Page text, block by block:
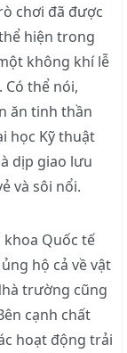
chơi đã được
hiện trong
không khí lễ
Có thể nói,
ăn tinh thần
học Kỹ thuật
dịp giao lưu
và sôi nổi.
khoa Quốc tế
hộ cả về vật
trường cũng
cạnh chất
hoạt động trải